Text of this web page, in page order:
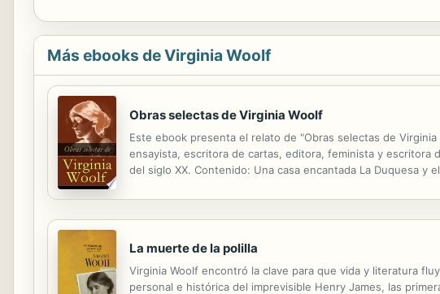
Más ebooks de Virginia Woolf
Obras selectas de Virginia Woolf
Este ebook presenta el relato de "Obras selectas de
ensayista, escritora de cartas, editora, feminista y escritora
del siglo XX. Contenido: Una casa encantada La Duquesa
La muerte de la polilla
Virginia Woolf encontró la clave para que vida y literatura
personal e histórica del imprevisible Henry James, las